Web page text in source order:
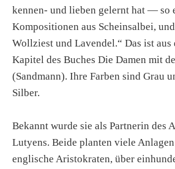
kennen- und lieben gelernt hat — so
Kompositionen aus Scheinsalbei,
Wollziest und Lavendel.“ Das ist
Kapitel des Buches Die Damen mit
(Sandmann). Ihre Farben sind Grau
Silber.
Bekannt wurde sie als Partnerin des
Lutyens. Beide planten viele
englische Aristokraten, über